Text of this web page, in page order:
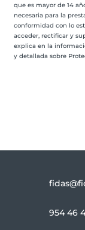
que es mayor de 14
necesaria para la
conformidad con lo
acceder, rectificar y
explica en la
y detallada sobre
954 46